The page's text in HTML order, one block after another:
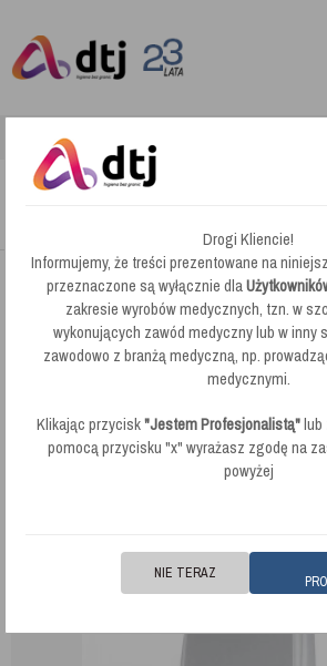
Firma DTJ oferujedozownikize stali
sztucznego ABS przeznaczone do użytku w
użyteczności publicznej. W naszym
dozowniki łazienkowe na mydło w płynie
rozwiązaniem są pojemniki mydła pod
w kolorze białym jak i chromowane.
Drogi Kliencie!
Informujemy, że treści prezentowane na
przeznaczone są wyłącznie dla
zakresie wyrobów medycznych, tzn. w
wykonujących zawód medyczny lub w inny
zawodowo z branżą medyczną, np.
medycznymi.
Klikając przycisk"Jestem Profesjonalistą"lub
pomocą przycisku "x" wyrażasz zgodę na
powyżej
NIE TERAZ